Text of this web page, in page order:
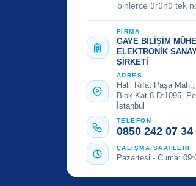
binlerce ürünü tek
FİRMA
GAYE BİLİŞİM
ELEKTRONİK
ŞİRKETİ
ADRES
Halil Rıfat Paşa
Blok Kat 8 D:1095,
İstanbul
TELEFON
0850 242 07 34
ÇALIŞMA SAATLERİ
Pazartesi - Cuma: